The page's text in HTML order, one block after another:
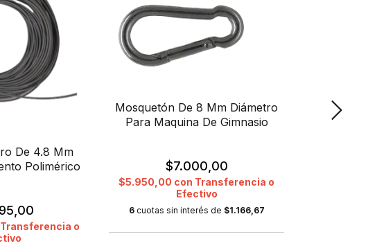
De 4.8 Mm
Polimérico
Transferencia o
Mosquetón De 8 Mm Diámetro
Para Maquina De Gimnasio
$7.000,00
$5.950,00 con Transferencia o
Efectivo
6 cuotas sin interés de $1.166,67